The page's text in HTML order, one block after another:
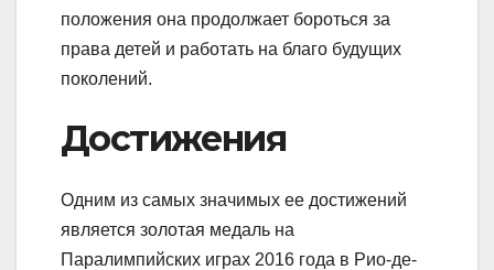
положения она продолжает бороться за
права детей и работать на благо будущих
поколений.
Достижения
Одним из самых значимых ее достижений
является золотая медаль на
Паралимпийских играх 2016 года в Рио-де-